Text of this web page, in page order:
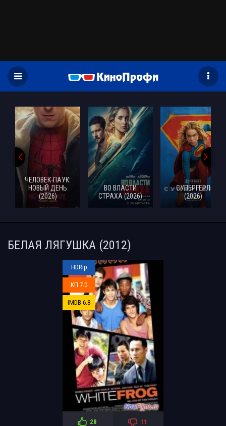
ЧЕЛОВЕК-ПАУК:
НОВЫЙ ДЕНЬ
(2026)
ВО ВЛАСТИ
СТРАХА (2026)
СУПЕРГЕРЛ
(2026)
БЕЛАЯ ЛЯГУШКА (2012)
HDRip
КП 7.0
IMDB 6.8
28 11